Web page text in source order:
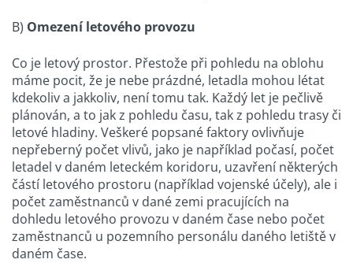
B) Omezení letového provozu
Co je letový prostor. Přestože při pohledu na oblohu
máme pocit, že je nebe prázdné, letadla mohou létat
kdekoliv a jakkoliv, není tomu tak. Každý let je pečlivě
plánován, a to jak z pohledu času, tak z pohledu trasy či
letové hladiny. Veškeré popsané faktory ovlivňuje
nepřeberný počet vlivů, jako je například počasí, počet
letadel v daném leteckém koridoru, uzavření některých
částí letového prostoru (například vojenské účely), ale i
počet zaměstnanců v dané zemi pracujících na
dohledu letového provozu v daném čase nebo počet
zaměstnanců u pozemního personálu daného letiště v
daném čase.